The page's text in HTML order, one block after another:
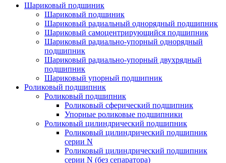
Шариковый подшиник
Шариковый подшиник
Шариковый радиальный однорядный подшипник
Шариковый самоцентрирующийся подшипник
Шариковый радиально-упорный однорядный
подшипник
Шариковый радиально-упорный двухрядный
подшипник
Шариковый упорный подшипник
Роликовый подшипник
Роликовый подшипник
Роликовый сферический подшипник
Упорные роликовые подшипники
Роликовый цилиндрический подшипник
Роликовый цилиндрический подшипник
серии N
Роликовый цилиндрический подшипник
серии N (без сепаратора)